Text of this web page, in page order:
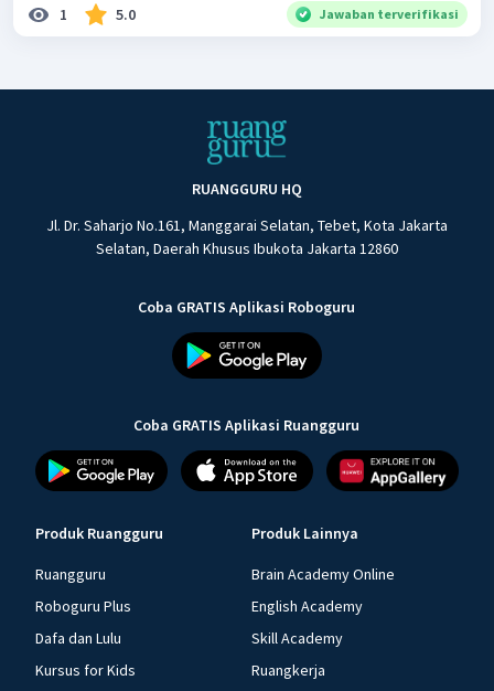
1 5.0 Jawaban terverifikasi
RUANGGURU HQ
Jl. Dr. Saharjo No.161, Manggarai Selatan, Tebet, Kota Jakarta
Selatan, Daerah Khusus Ibukota Jakarta 12860
Coba GRATIS Aplikasi Roboguru
Coba GRATIS Aplikasi Ruangguru
Produk Ruangguru
Ruangguru
Roboguru Plus
Dafa dan Lulu
Kursus for Kids
Produk Lainnya
Brain Academy Online
English Academy
Skill Academy
Ruangkerja